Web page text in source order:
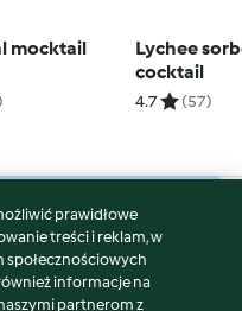
mocktail
Lychee
cocktail
4.7 (57)
prawidłowe
treści i reklam, w
społecznościowych
informacje na
partnerom z